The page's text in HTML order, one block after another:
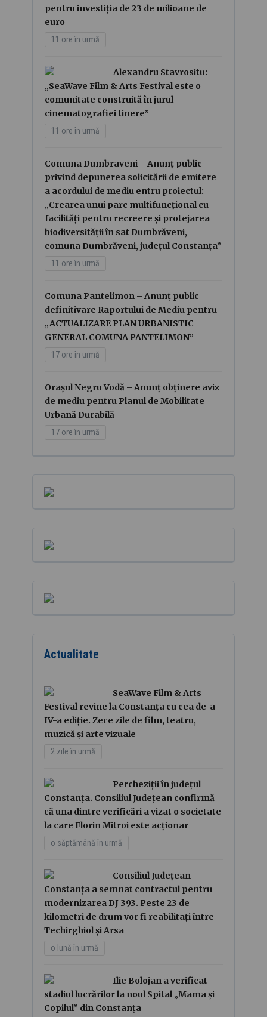
pentru investiția de 23 de milioane de
euro
11 ore în urmă
Alexandru Stavrositu:
„SeaWave Film & Arts Festival este o
comunitate construită în jurul
cinematografiei tinere”
11 ore în urmă
Comuna Dumbraveni – Anunț public
privind depunerea solicitării de emitere
a acordului de mediu entru proiectul:
„Crearea unui parc multifuncțional cu
facilități pentru recreere și protejarea
biodiversității în sat Dumbrăveni,
comuna Dumbrăveni, județul Constanța”
11 ore în urmă
Comuna Pantelimon – Anunț public
definitivare Raportului de Mediu pentru
„ACTUALIZARE PLAN URBANISTIC
GENERAL COMUNA PANTELIMON”
17 ore în urmă
Orașul Negru Vodă – Anunț obținere aviz
de mediu pentru Planul de Mobilitate
Urbană Durabilă
17 ore în urmă
Actualitate
SeaWave Film & Arts
Festival revine la Constanța cu cea de-a
IV-a ediție. Zece zile de film, teatru,
muzică și arte vizuale
2 zile în urmă
Percheziții în județul
Constanța. Consiliul Județean confirmă
că una dintre verificări a vizat o societate
la care Florin Mitroi este acționar
o săptămână în urmă
Consiliul Județean
Constanța a semnat contractul pentru
modernizarea DJ 393. Peste 23 de
kilometri de drum vor fi reabilitați între
Techirghiol și Arsa
o lună în urmă
Ilie Bolojan a verificat
stadiul lucrărilor la noul Spital „Mama și
Copilul” din Constanța